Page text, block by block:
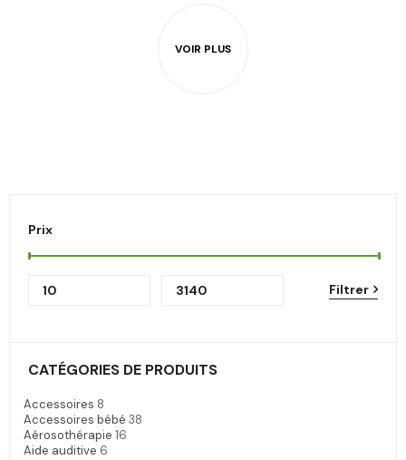
Prix
Filtrer
CATÉGORIES DE PRODUITS
Accessoires 8
Accessoires bébé 38
Aérosothérapie 16
Aide auditive 6